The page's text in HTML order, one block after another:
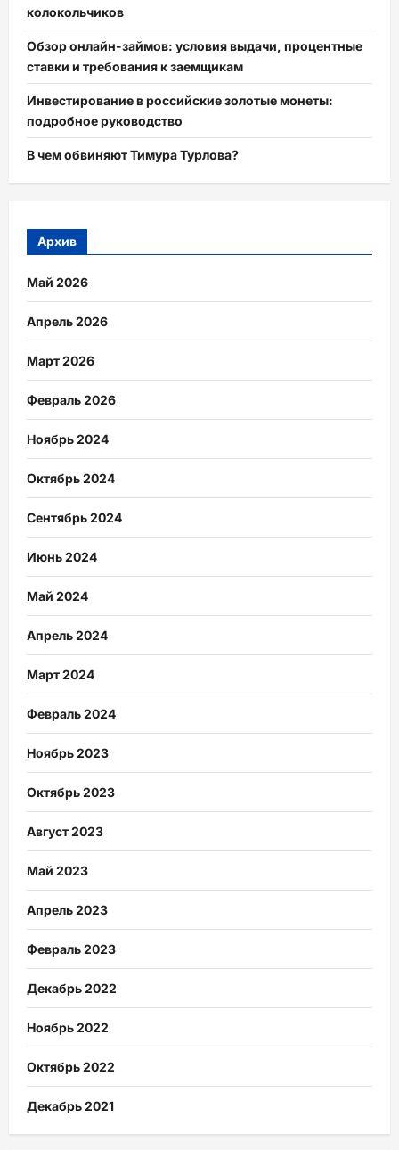
колокольчиков
Обзор онлайн-займов: условия выдачи, процентные
ставки и требования к заемщикам
Инвестирование в российские золотые монеты:
подробное руководство
В чем обвиняют Тимура Турлова?
Архив
Май 2026
Апрель 2026
Март 2026
Февраль 2026
Ноябрь 2024
Октябрь 2024
Сентябрь 2024
Июнь 2024
Май 2024
Апрель 2024
Март 2024
Февраль 2024
Ноябрь 2023
Октябрь 2023
Август 2023
Май 2023
Апрель 2023
Февраль 2023
Декабрь 2022
Ноябрь 2022
Октябрь 2022
Декабрь 2021